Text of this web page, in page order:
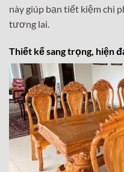
này giúp bạn tiết kiệm chi
tương lai.
Thiết kế sang trọng, hiện